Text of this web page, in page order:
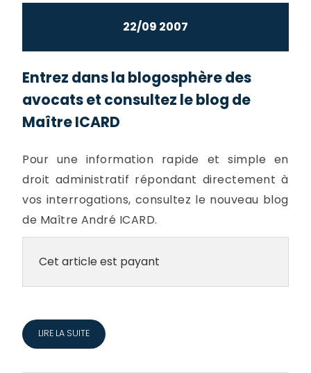
22/09 2007
Entrez dans la blogosphère des
avocats et consultez le blog de
Maître ICARD
Pour une information rapide et simple en
droit administratif répondant directement à
vos interrogations, consultez le nouveau blog
de Maître André ICARD.
Cet article est payant
LIRE LA SUITE